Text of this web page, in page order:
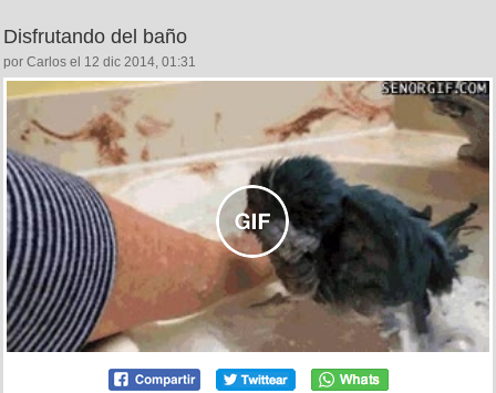
Disfrutando del baño
por Carlos el 12 dic 2014, 01:31